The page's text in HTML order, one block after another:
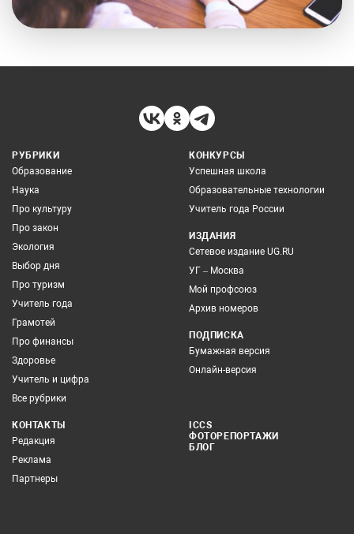
РУБРИКИ
Образование
Наука
Про культуру
Про закон
Экология
Выбор дня
Про туризм
Учитель года
Грамотей
Про финансы
Здоровье
Учитель и цифра
Все рубрики
КОНКУРСЫ
Успешная школа
Образовательные технологии
Учитель года России
ИЗДАНИЯ
Сетевое издание UG.RU
УГ – Москва
Мой профсоюз
Архив номеров
ПОДПИСКА
Бумажная версия
Онлайн-версия
КОНТАКТЫ
Редакция
Реклама
Партнеры
ICCS
ФОТОРЕПОРТАЖИ
БЛОГ